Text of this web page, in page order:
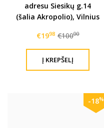
adresu Siesikų g.14
(šalia Akropolio), Vilnius
€1998 €10000
-18%